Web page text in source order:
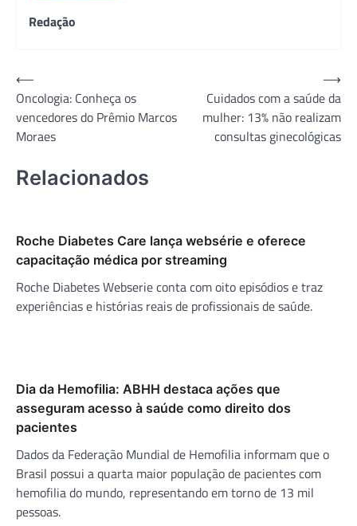
Redação
Navegação
de
Post
⟵
Oncologia: Conheça os
vencedores do Prêmio Marcos
Moraes
Cuidados com a saúde da
mulher: 13% não realizam
consultas ginecológicas
⟶
Relacionados
Roche Diabetes Care lança websérie e oferece
capacitação médica por streaming
Roche Diabetes Webserie conta com oito episódios e traz
experiências e histórias reais de profissionais de saúde.
Dia da Hemofilia: ABHH destaca ações que
asseguram acesso à saúde como direito dos
pacientes
Dados da Federação Mundial de Hemofilia informam que o
Brasil possui a quarta maior população de pacientes com
hemofilia do mundo, representando em torno de 13 mil
pessoas.